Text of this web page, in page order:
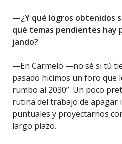
—¿Y qué logros obtenidos
qué temas pendientes hay
jando?
—En Carmelo —no sé si tú
pasado hicimos un foro que
rumbo al 2030”. Un poco
rutina del trabajo de apagar
puntuales y proyectarnos
largo plazo.